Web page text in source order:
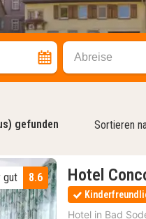
Abreise
gefunden Sortieren
8.6
gut Hotel
Hotel in Bad